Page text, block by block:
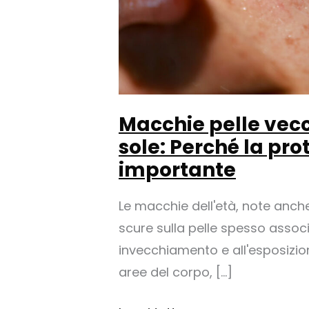
Macchie pelle
sole: Perché la
importante
Le macchie dell'età, note
scure sulla pelle spesso
invecchiamento e
aree del corpo, [...]